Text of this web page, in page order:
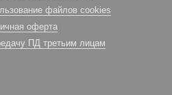
файлов cookies
оферта
ПД третьим лицам